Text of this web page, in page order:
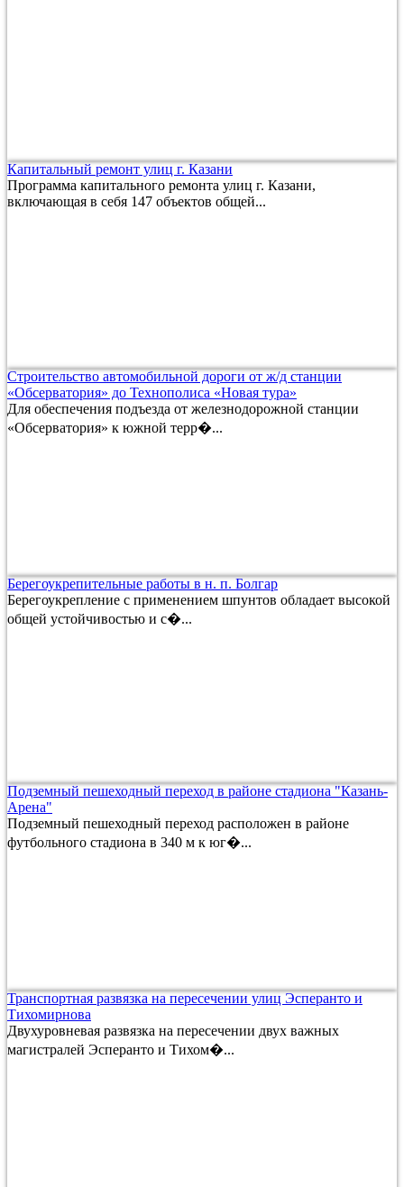
Капитальный ремонт улиц г. Казани
Программа капитального ремонта улиц г. Казани,
включающая в себя 147 объектов общей...
Строительство автомобильной дороги от ж/д станции
«Обсерватория» до Технополиса «Новая тура»
Для обеспечения подъезда от железнодорожной станции
«Обсерватория» к южной терр�...
Берегоукрепительные работы в н. п. Болгар
Берегоукрепление с применением шпунтов обладает высокой
общей устойчивостью и с�...
Подземный пешеходный переход в районе стадиона "Казань-
Арена"
Подземный пешеходный переход расположен в районе
футбольного стадиона в 340 м к юг�...
Транспортная развязка на пересечении улиц Эсперанто и
Тихомирнова
Двухуровневая развязка на пересечении двух важных
магистралей Эсперанто и Тихом�...